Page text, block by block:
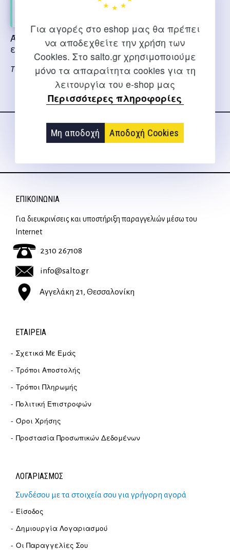
Για αγορές στο eshop μας θα πρέπει
να αποδεχθείτε την χρήση των
Cookies. Στο salto.gr χρησιμοποιούμε
μόνο τα απαραίτητα cookies για τη
λειτουργία του e-shop μας
Περισσότερες πληροφορίες
Μη αποδοχή Αποδοχή Cookies
Άσκηση και
εγκυμοσύνη
Τούρτουρα Πηνελόπη
Ακολουθήστε μας
ΕΠΙΚΟΙΝΩΝΊΑ
Για διευκρινίσεις και υποστήριξη παραγγελιών μέσω του
Internet
2310 267108
info@salto.gr
Αγγελάκη 21, Θεσσαλονίκη
ΕΤΑΙΡΕΊΑ
Σχετικά Με Εμάς
Τρόποι Αποστολής
Τρόποι Πληρωμής
Πολιτική Επιστροφών
Όροι Χρήσης
Προστασία Προσωπικών Δεδομένων
ΛΟΓΑΡΙΑΣΜΟΣ
Συνδέσου με τα στοιχεία σου για γρήγορη αγορά
Είσοδος
Δημιουργία Λογαριασμού
Οι Παραγγελίες Σου